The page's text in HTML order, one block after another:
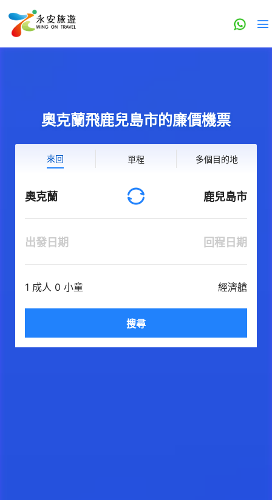
奧克蘭飛鹿兒島市的廉價機票
來回 單程 多個目的地
奧克蘭 鹿兒島市
出發日期 回程日期
1 成人 0 小童 經濟艙
搜尋